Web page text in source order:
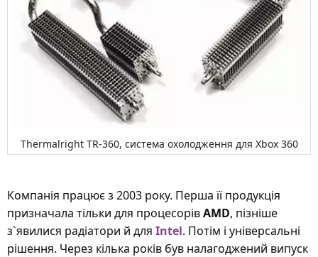
Thermalright TR-360, система охолодження для Xbox 360
Компанія працює з 2003 року. Перша її продукція
призначала тільки для процесорівAMD, пізніше
з`явилися радіатори й для Intel. Потім і універсальні
рішення. Через кілька років був налагоджений випуск